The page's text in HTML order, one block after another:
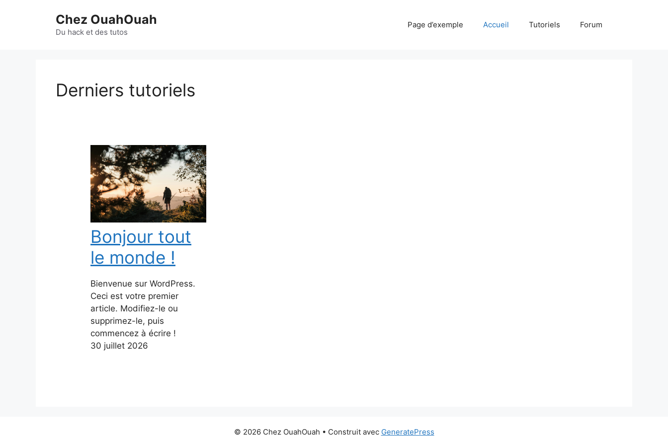
Chez OuahOuah
Du hack et des tutos
Page d’exemple Accueil Tutoriels Forum
Derniers tutoriels
Bonjour tout
le monde !
Bienvenue sur WordPress.
Ceci est votre premier
article. Modifiez-le ou
supprimez-le, puis
commencez à écrire !
30 juillet 2026
© 2026 Chez OuahOuah • Construit avec GeneratePress